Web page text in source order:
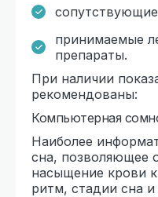
сопутствующие
принимаемые
препараты.
При наличии
рекомендованы:
Компьютерная
Наиболее
сна, позволяющее
насыщение крови
ритм, стадии сна и